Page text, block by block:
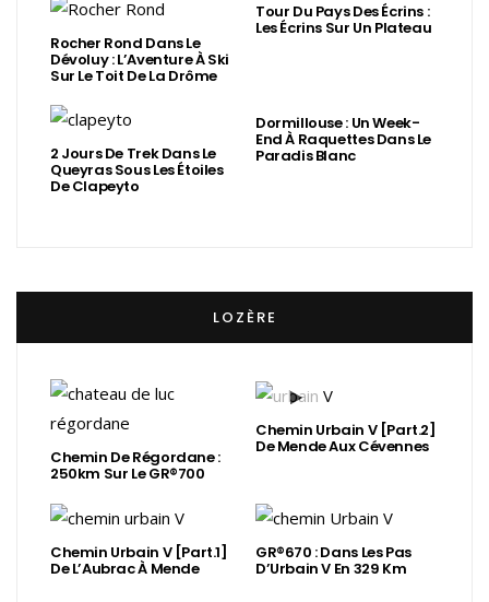
Rocher Rond Dans Le
Dévoluy : L’Aventure À Ski
Sur Le Toit De La Drôme
Tour Du Pays Des Écrins :
Les Écrins Sur Un Plateau
2 Jours De Trek Dans Le
Queyras Sous Les Étoiles
De Clapeyto
Dormillouse : Un Week-
End À Raquettes Dans Le
Paradis Blanc
LOZÈRE
Chemin De Régordane :
250km Sur Le GR®700
Chemin Urbain V [Part.2]
De Mende Aux Cévennes
Chemin Urbain V [Part.1]
De L’Aubrac À Mende
GR®670 : Dans Les Pas
D’Urbain V En 329 Km